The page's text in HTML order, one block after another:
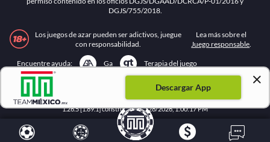
Descargar App
DGJS/755/2018.
Los juegos de azar pueden ser adictivos, juegue
con responsabilidad.
Lea más sobre el
Juego responsable.
Encuentre ayuda: Ga Terapia del juego
© 2025 Teammexico | Reservados todos los derechos
1.26.5 [1.89.1] construido en 7/28/2026, 1:00:17 PM